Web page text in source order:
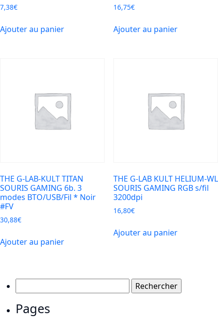
7,38€
Ajouter au panier
16,75€
Ajouter au panier
THE G-LAB-KULT TITAN
SOURIS GAMING 6b. 3
modes BTO/USB/Fil * Noir
#FV
30,88€
Ajouter au panier
THE G-LAB KULT HELIUM-WL
SOURIS GAMING RGB s/fil
3200dpi
16,80€
Ajouter au panier
Pages